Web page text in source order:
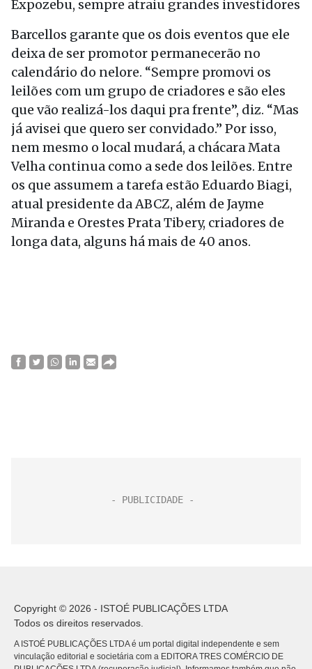
Expozebu, sempre atraiu grandes investidores
Barcellos garante que os dois eventos que ele
deixa de ser promotor permanecerão no
calendário do nelore. “Sempre promovi os
leilões com um grupo de criadores e são eles
que vão realizá-los daqui pra frente”, diz. “Mas
já avisei que quero ser convidado.” Por isso,
nem mesmo o local mudará, a chácara Mata
Velha continua como a sede dos leilões. Entre
os que assumem a tarefa estão Eduardo Biagi,
atual presidente da ABCZ, além de Jayme
Miranda e Orestes Prata Tibery, criadores de
longa data, alguns há mais de 40 anos.
Copyright © 2026 - ISTOÉ PUBLICAÇÕES LTDA
Todos os direitos reservados.
A ISTOÉ PUBLICAÇÕES LTDA é um portal digital independente e sem
vinculação editorial e societária com a EDITORA TRES COMÉRCIO DE